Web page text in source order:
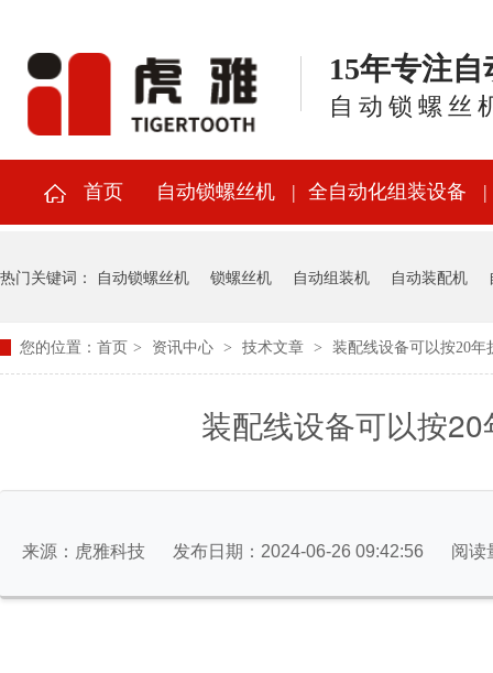
15年专注
自动锁螺丝
首页 自动锁螺丝机 全自动化组装设备
热门关键词： 自动锁螺丝机 锁螺丝机 自动组装机 自动装配机
您的位置： 首页 > 资讯中心 > 技术文章 > 装配线设备可以按20
装配线设备可以按
来源：虎雅科技 发布日期：2024-06-26 09:42:56 阅读